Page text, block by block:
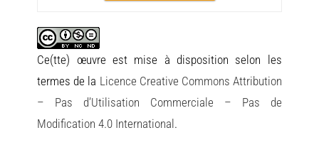
Ce(tte) œuvre est mise à disposition selon les
termes de la Licence Creative Commons Attribution
– Pas d’Utilisation Commerciale – Pas de
Modification 4.0 International.